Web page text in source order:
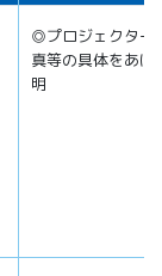
◎プロジェクター
真等の具体をあげ
明